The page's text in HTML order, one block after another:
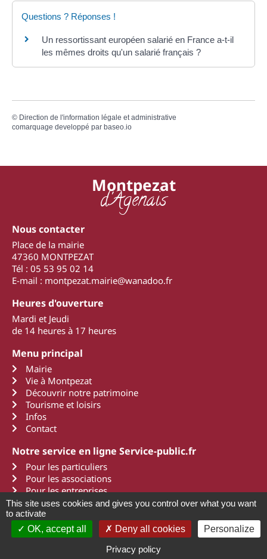
Questions ? Réponses !
Un ressortissant européen salarié en France a-t-il
les mêmes droits qu'un salarié français ?
© Direction de l'information légale et administrative
comarquage developpé par baseo.io
Montpezat
d'Agenais
Nous contacter
Place de la mairie
47360 MONTPEZAT
Tél : 05 53 95 02 14
E-mail : montpezat.mairie@wanadoo.fr
Heures d'ouverture
Mardi et Jeudi
de 14 heures à 17 heures
Menu principal
Mairie
Vie à Montpezat
Découvrir notre patrimoine
Tourisme et loisirs
Infos
Contact
Notre service en ligne Service-public.fr
Pour les particuliers
Pour les associations
Pour les entreprises
2011 - 2022 Montpezat d'AgenaisMentions légales
Une création Art Média Communication
This site uses cookies and gives you control over what you want
to activate
OK, accept all
Deny all cookies
Personalize
Privacy policy